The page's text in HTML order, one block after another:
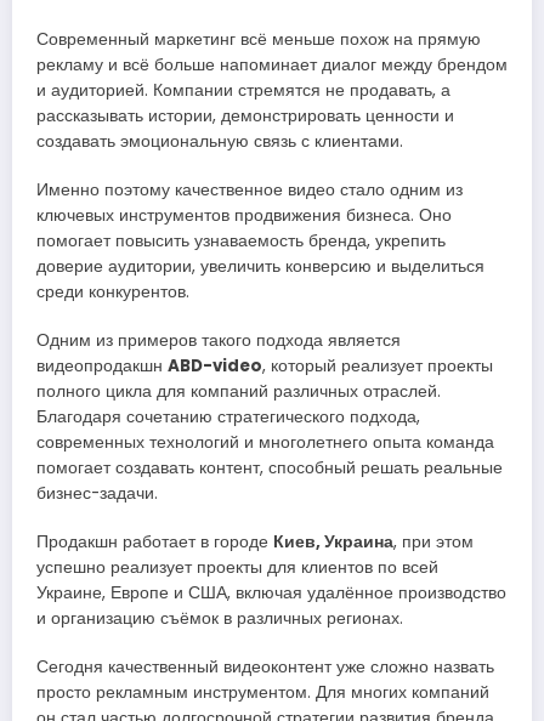
Современный маркетинг всё меньше похож на прямую
рекламу и всё больше напоминает диалог между брендом
и аудиторией. Компании стремятся не продавать, а
рассказывать истории, демонстрировать ценности и
создавать эмоциональную связь с клиентами.
Именно поэтому качественное видео стало одним из
ключевых инструментов продвижения бизнеса. Оно
помогает повысить узнаваемость бренда, укрепить
доверие аудитории, увеличить конверсию и выделиться
среди конкурентов.
Одним из примеров такого подхода является
видеопродакшн ABD-video, который реализует проекты
полного цикла для компаний различных отраслей.
Благодаря сочетанию стратегического подхода,
современных технологий и многолетнего опыта команда
помогает создавать контент, способный решать реальные
бизнес-задачи.
Продакшн работает в городе Киев, Украина, при этом
успешно реализует проекты для клиентов по всей
Украине, Европе и США, включая удалённое производство
и организацию съёмок в различных регионах.
Сегодня качественный видеоконтент уже сложно назвать
просто рекламным инструментом. Для многих компаний